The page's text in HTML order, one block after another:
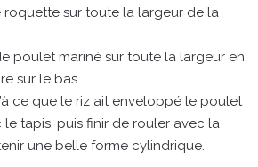
roquette sur toute la largeur de la
poulet mariné sur toute la largeur en
sur le bas.
ce que le riz ait enveloppé le poulet
le tapis, puis finir de rouler avec la
une belle forme cylindrique.